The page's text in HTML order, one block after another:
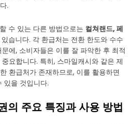
.
수 있는 다른 방법으로는 컬쳐랜드, 페
습니다. 각 환급처는 전환 한도와 수수
에, 소비자들은 이를 잘 파악한 후 최적
요합니다. 특히, 스마일캐시와 같은 제
환급처가 존재하므로, 이를 활용하면
있을 것입니다.
의 주요 특징과 사용 방법